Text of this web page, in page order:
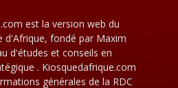
est la version web du
d'Afrique, fondé par Maxim
d'études et conseils en
. Kiosquedafrique.com
générales de la RDC